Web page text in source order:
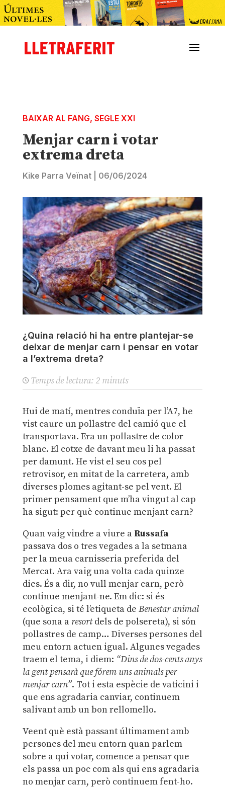
BAIXAR AL FANG, SEGLE XXI
Menjar carn i votar
extrema dreta
Kike Parra Veïnat| 06/06/2024
¿Quina relació hi ha entre plantejar-se
deixar de menjar carn i pensar en votar
a l’extrema dreta?
Temps de lectura: 2 minuts
Hui de matí, mentres conduïa per l’A7, he
vist caure un pollastre del camió que el
transportava. Era un pollastre de color
blanc. El cotxe de davant meu li ha passat
per damunt. He vist el seu cos pel
retrovisor, en mitat de la carretera, amb
diverses plomes agitant-se pel vent. El
primer pensament que m’ha vingut al cap
ha sigut: per què continue menjant carn?
Quan vaig vindre a viure a Russafa
passava dos o tres vegades a la setmana
per la meua carnisseria preferida del
Mercat. Ara vaig una volta cada quinze
dies. És a dir, no vull menjar carn, però
continue menjant-ne. Em dic: si és
ecològica, si té l’etiqueta de Benestar animal
(que sona a resortdels de polsereta), si són
pollastres de camp… Diverses persones del
meu entorn actuen igual. Algunes vegades
traem el tema, i diem: “Dins de dos-cents anys
la gent pensarà que fórem uns animals per
menjar carn”. Tot i esta espècie de vaticini i
que ens agradaria canviar, continuem
salivant amb un bon rellomello.
Veent què està passant últimament amb
persones del meu entorn quan parlem
sobre a qui votar, comence a pensar que
els passa un poc com als qui ens agradaria
no menjar carn, però continuem fent-ho.